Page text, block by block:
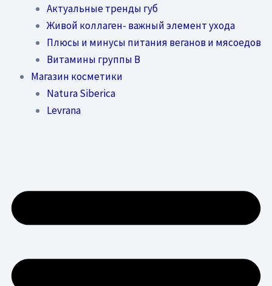
Актуальные тренды губ
Живой коллаген- важный элемент ухода
Плюсы и минусы питания веганов и мясоедов
Витамины группы В
Магазин косметики
Natura Siberica
Levrana